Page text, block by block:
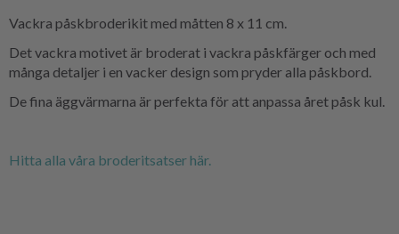
Vackra påskbroderikit med måtten 8 x 11 cm.
Det vackra motivet är broderat i vackra påskfärger och med
många detaljer i en vacker design som pryder alla påskbord.
De fina äggvärmarna är perfekta för att anpassa året påsk kul.
Hitta alla våra broderitsatser här.